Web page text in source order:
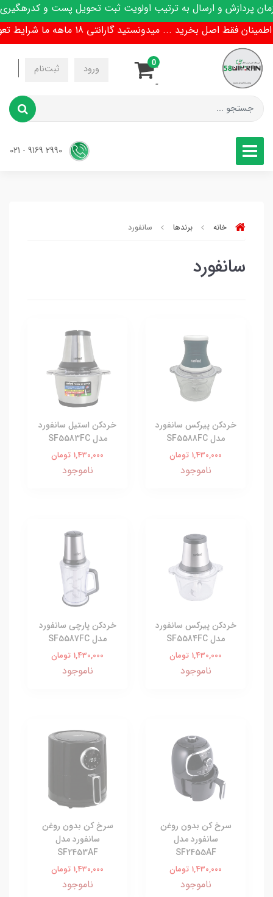
و ارسال به ترتیب اولویت ثبت تحویل پست و کدرهگیری
فقط اصل بخرید ... میدونستید گارانتی 18 ماهه ما شرایط تعویض هم داره !
ورود ثبت‌نام
-
-
0
خانه برندها سانفورد
سانفورد
خردکن پیرکس سانفورد
مدل SF5588FC
1,430,000 تومان
ناموجود
خردکن استیل سانفورد
مدل SF5583FC
1,430,000 تومان
ناموجود
خردکن پیرکس سانفورد
مدل SF5584FC
1,430,000 تومان
ناموجود
خردکن پارچی سانفورد
مدل SF5587FC
1,430,000 تومان
ناموجود
سرخ کن بدون روغن
سانفورد مدل
SF2455AF
1,430,000 تومان
ناموجود
سرخ کن بدون روغن
سانفورد مدل
SF2453AF
1,430,000 تومان
ناموجود